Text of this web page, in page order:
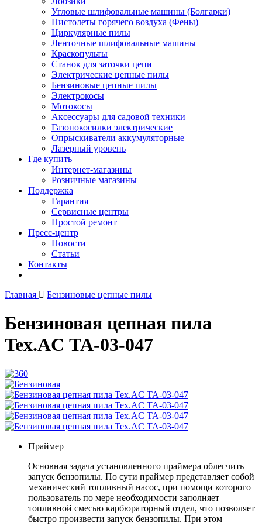
Угловые шлифовальные машины (Болгарки)
Пистолеты горячего воздуха (Фены)
Циркулярные пилы
Ленточные шлифовальные машины
Краскопульты
Станок для заточки цепи
Электрические цепные пилы
Бензиновые цепные пилы
Электрокосы
Мотокосы
Аксессуары для садовой техники
Газонокосилки электрические
Опрыскиватели аккумуляторные
Лазерный уровень
Где купить
Интернет-магазины
Розничные магазины
Поддержка
Гарантия
Сервисные центры
Простой ремонт
Пресс-центр
Новости
Статьи
Контакты
Главная Бензиновые цепные пилы
Бензиновая цепная пила
Tex.AC ТА-03-047
Праймер
Основная задача установленного праймера облегчить
запуск бензопилы. По сути праймер представляет собой
механический топливный насос, при помощи которого
пользователь по мере необходимости заполняет
топливной смесью карбюраторный отдел, что позволяет
быстро произвести запуск бензопилы. При этом